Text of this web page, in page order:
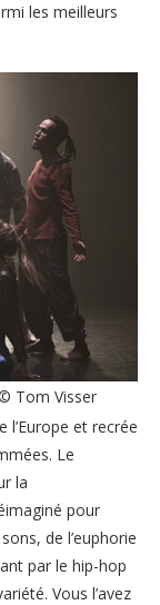
les meilleurs
Tom Visser
et recrée
Le
la
pour
de l’euphorie
par le hip-hop
Vous l’avez